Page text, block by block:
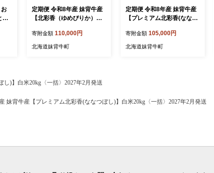
お
納
定期便 令和8年産 妹背牛産
【北彩香（ゆめぴりか）】
月発送から
寄附金額 110,000円
北海道妹背牛町
定期便 令和8年産 妹背牛産
【プレミアム北彩香(ななつ
27年5月発送から
寄附金額 105,000円
北海道妹背牛町
)】白米20kg〈一括〉2027年2月発送
妹背牛産【プレミアム北彩香(ななつぼし)】白米20kg〈一括〉2027年2月発送